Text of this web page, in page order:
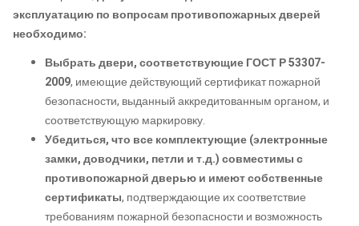
эксплуатацию по вопросам противопожарных дверей
необходимо:
Выбрать двери, соответствующие ГОСТ Р 53307-
2009, имеющие действующий сертификат пожарной
безопасности, выданный аккредитованным органом, и
соответствующую маркировку.
Убедиться, что все комплектующие (электронные
замки, доводчики, петли и т.д.) совместимы с
противопожарной дверью и имеют собственные
сертификаты, подтверждающие их соответствие
требованиям пожарной безопасности и возможность